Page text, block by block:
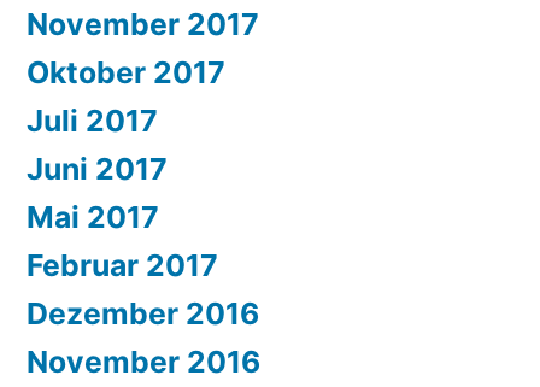
November 2017
Oktober 2017
Juli 2017
Juni 2017
Mai 2017
Februar 2017
Dezember 2016
November 2016